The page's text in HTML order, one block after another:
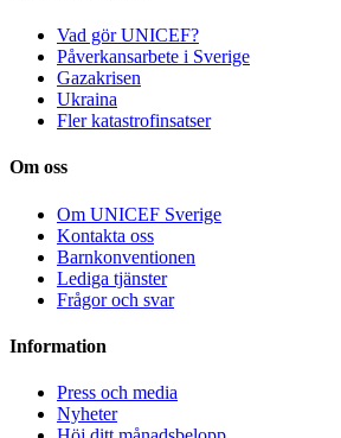
Vad gör UNICEF?
Påverkansarbete i Sverige
Gazakrisen
Ukraina
Fler katastrofinsatser
Om oss
Om UNICEF Sverige
Kontakta oss
Barnkonventionen
Lediga tjänster
Frågor och svar
Information
Press och media
Nyheter